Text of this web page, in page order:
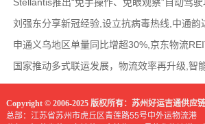
Copyright © 2006-2025 版权所有：苏州好运吉通供应
总部：江苏省苏州市虎丘区青莲路55号中外运物流港